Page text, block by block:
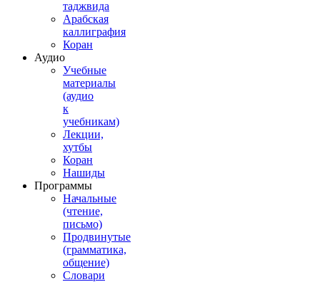
таджвида
Арабская
каллиграфия
Коран
Аудио
Учебные
материалы
(аудио
к
учебникам)
Лекции,
хутбы
Коран
Нашиды
Программы
Начальные
(чтение,
письмо)
Продвинутые
(грамматика,
общение)
Словари